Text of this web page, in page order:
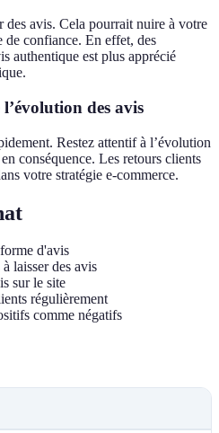
des avis. Cela pourrait nuire à votre
de confiance. En effet, des
authentique est plus apprécié
des avis
Restez attentif à l’évolution
conséquence. Les retours clients
votre stratégie e-commerce.
d'avis
laisser des avis
sur le site
régulièrement
comme négatifs